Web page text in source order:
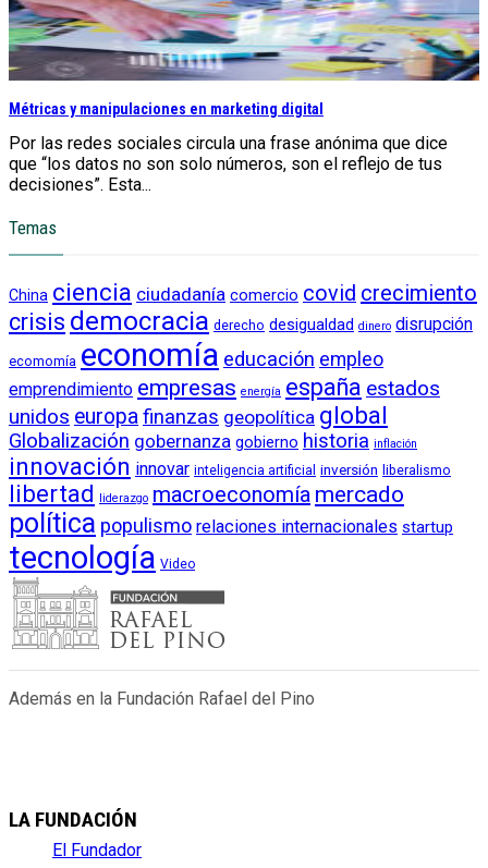
Métricas y manipulaciones en marketing digital
Por las redes sociales circula una frase anónima que dice
que “los datos no son solo números, son el reflejo de tus
decisiones”. Esta...
Temas
China ciencia ciudadanía comercio covid crecimiento
crisis democracia derecho desigualdad dinero disrupción
ecomomía economía educación empleo
emprendimiento empresas energía españa estados
unidos europafinanzas geopolítica global
Globalización gobernanza gobierno historia inflación
innovación innovar inteligencia artificial inversión liberalismo
libertad liderazgo macroeconomía mercado
política populismo relaciones internacionales startup
tecnología Video
Además en la Fundación Rafael del Pino
LA FUNDACIÓN
El Fundador